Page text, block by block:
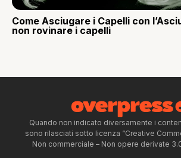
Come Asciugare i Capelli con
non rovinare i capelli
Quando non indicato diversamente i
sono rilasciati sotto licenza “Creative
Non commerciale – Non opere derivate